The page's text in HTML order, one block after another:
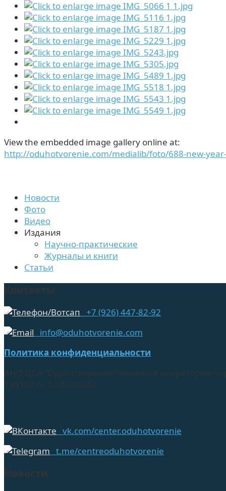
View the embedded image gallery online at:
http://oduhotvorenie.com/medialib/foto/688-new-
Новости
Фото
Видео
Издания
Научно-практические
Журналы и книги
Статьи
Контакты
+7 (926) 447-82-92
info@oduhotvorenie.com
Политика конфиденциальности
АНО ЦСА "Одухотворение" является оператором
198107 от 13.05.2025)
vk.com/center.oduhotvorenie
t.me/centreoduhotvorenie
Новости